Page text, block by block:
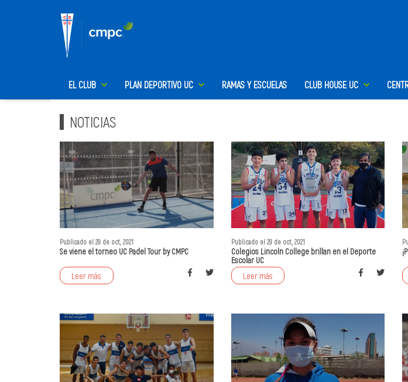
EL CLUB PLAN DEPORTIVO UC RAMAS Y ESCUELAS CLUB HOUSE UC
NOTICIAS
Publicado el 29 de oct, 2021
Se viene el torneo UC Padel Tour by CMPC
Leer más
Publicado el 29 de oct, 2021
Colegios Lincoln College brillan en el Deporte
Escolar UC
Leer más